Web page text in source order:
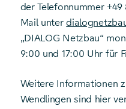
der Telefonnummer
Mail unter
„DIALOG Netzbau“
9:00 und 17:00 Uhr für
Weitere Informationen
Wendlingen sind hier